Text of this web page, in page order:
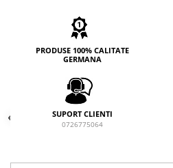
PRODUSE 100% CALITATE
GERMANA
SUPORT CLIENTI
0726775064